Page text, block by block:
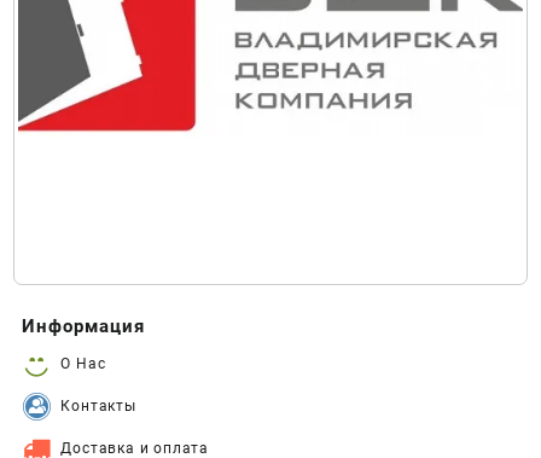
Информация
О Нас
Контакты
Доставка и оплата